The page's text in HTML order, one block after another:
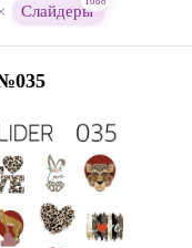
Слайдеры